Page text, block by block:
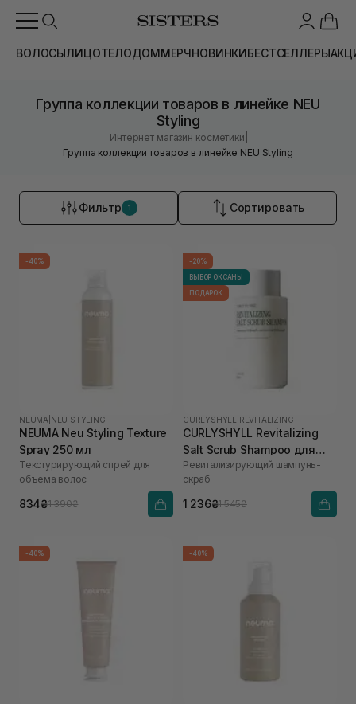
ВОЛОСЫЛИЦОТЕЛОДОММЕРЧНОВИНКИБЕСТСЕЛЛЕРЫ
Группа коллекции товаров в линейке NEU
Styling
Интернет магазин косметики
Группа коллекции товаров в линейке NEU Styling
Фильтр 1 Сортировать
-40%
NEUMA NEU STYLING
NEUMA Neu Styling Texture
Spray 250 мл
Текстурирующий спрей для
объема волос
834₴1 390₴
-20%
ВЫБОР ОКСАНЫ
ПОДАРОК
CURLYSHYLL REVITALIZING
CURLYSHYLL Revitalizing
Salt Scrub Shampoo для
ослабленной кожи головы
и тонких волос 300 мл
Ревитализирующий шампунь-
скраб
1 236₴1 545₴
-40% -40%